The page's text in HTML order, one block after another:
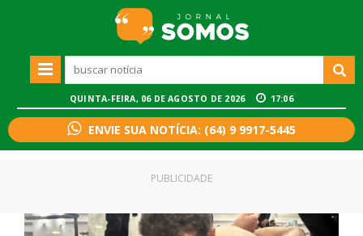
QUINTA-FEIRA, 06 DE AGOSTO DE 2026 17:06
ENVIE SUA NOTÍCIA: (64) 9 9917-5445
PUBLICIDADE